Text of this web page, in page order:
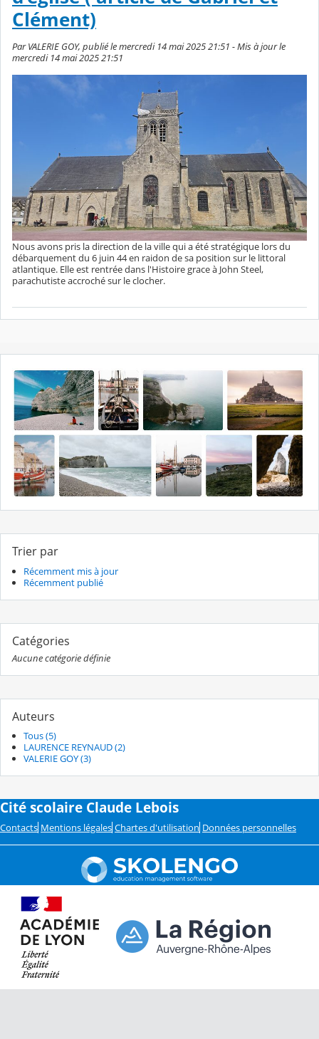
Clément)
Par VALERIE GOY, publié le mercredi 14 mai 2025 21:51 - Mis à jour le
mercredi 14 mai 2025 21:51
Nous avons pris la direction de la ville qui a été stratégique lors du
débarquement du 6 juin 44 en raidon de sa position sur le littoral
atlantique. Elle est rentrée dans l'Histoire grace à John Steel,
parachutiste accroché sur le clocher.
Trier par
Récemment mis à jour
Récemment publié
Catégories
Aucune catégorie définie
Auteurs
Tous (5)
LAURENCE REYNAUD (2)
VALERIE GOY (3)
Cité scolaire Claude Lebois
Contacts Mentions légales Chartes d'utilisation Données personnelles